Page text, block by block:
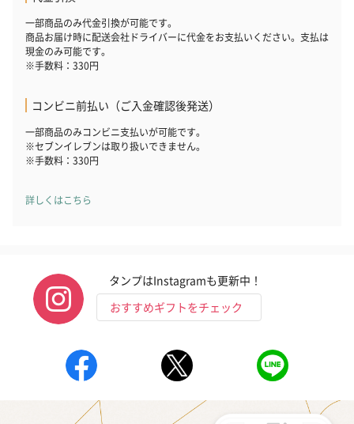
一部商品のみ代金引換が可能です。
商品お届け時に配送会社ドライバーに代金をお支払いください。支払は
現金のみ可能です。
※手数料：330円
コンビニ前払い（ご入金確認後発送）
一部商品のみコンビニ支払いが可能です。
※セブンイレブンは取り扱いできません。
※手数料：330円
詳しくはこちら
タンプはInstagramも更新中！
おすすめギフトをチェック